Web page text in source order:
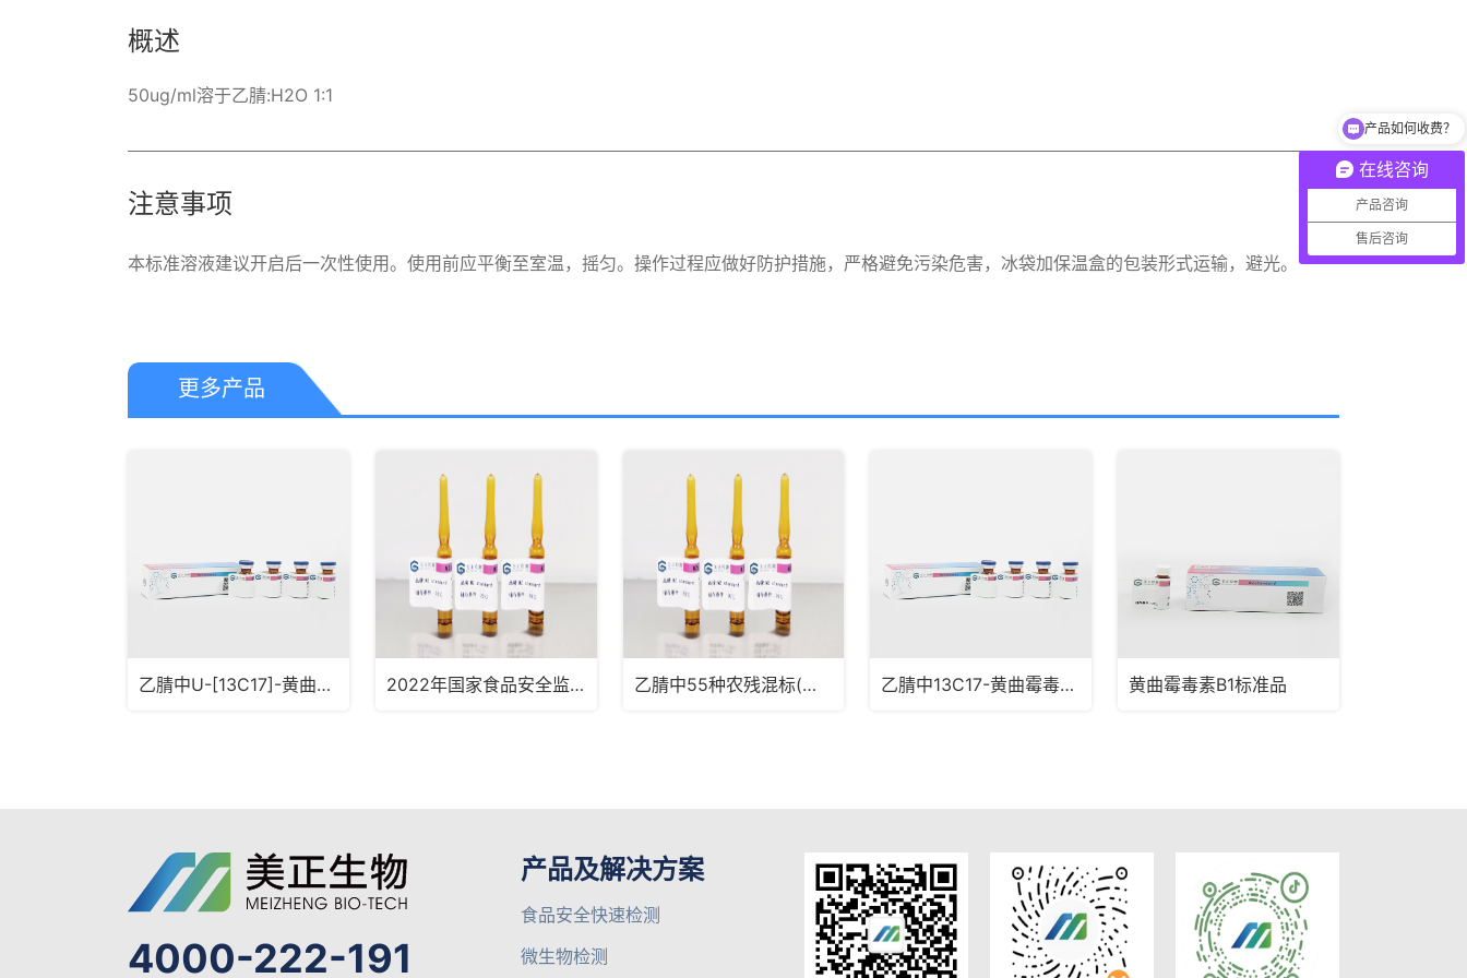
概述
50ug/ml溶于乙腈:H2O 1:1
注意事项
本标准溶液建议开启后一次性使用。使用前应平衡至室温，摇匀。操作过程应做好防护措施，严格避免污染危害，冰袋加保温盒的包装形式运输，避光。
更多产品
乙腈中U-[13C17]-黄曲霉毒素B1标准溶液 2022年国家食品安全监督抽检配套混标 乙腈中55种农残混标(中国药典2341农药残留量测定第五法，药典定量限浓度) 乙腈中13C17-黄曲霉毒素B1 溶液 黄曲霉毒素B1标准品
4000-222-191
产品及解决方案
食品安全快速检测
微生物检测
在线咨询
产品咨询
售后咨询
产品如何收费？